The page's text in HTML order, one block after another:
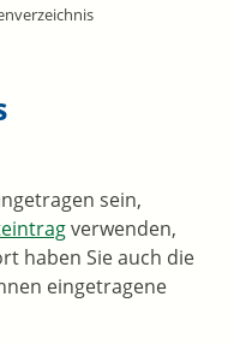
sein,
verwenden,
haben Sie auch die
eingetragene